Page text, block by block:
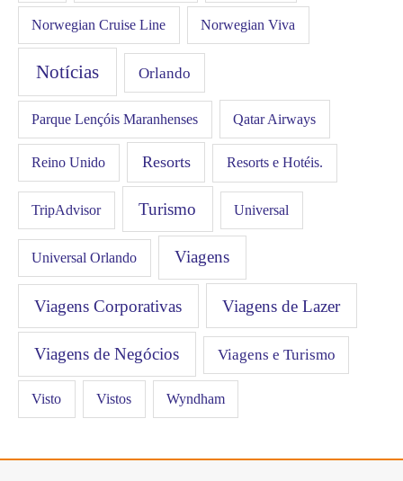
Norwegian Cruise Line Norwegian Viva
Notícias Orlando
Parque Lençóis Maranhenses Qatar Airways
Reino Unido Resorts Resorts e Hotéis.
TripAdvisor Turismo Universal
Universal Orlando Viagens
Viagens Corporativas Viagens de Lazer
Viagens de Negócios Viagens e Turismo
Visto Vistos Wyndham